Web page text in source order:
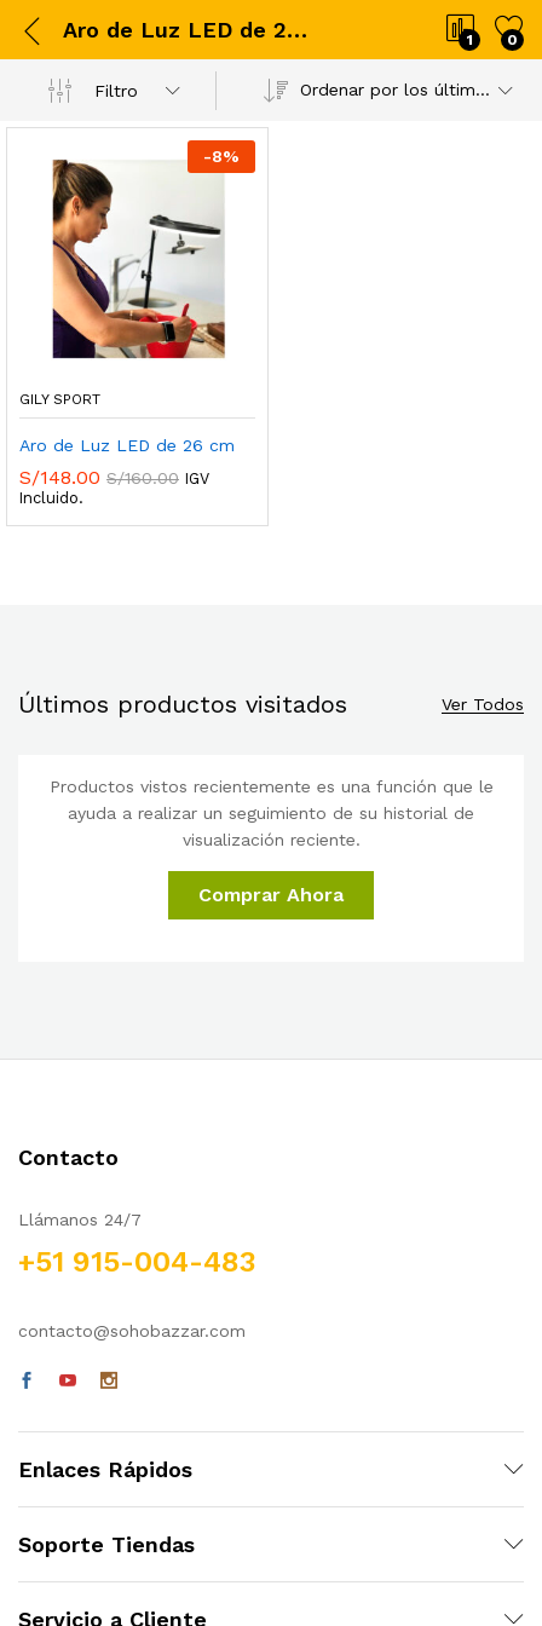
Aro de Luz LED de 26 cm 1 0
Filtro Ordenar por los últimos
-8%
GILY SPORT
Aro de Luz LED de 26 cm
S/148.00 S/160.00 IGV
Incluido.
Últimos productos visitados Ver Todos
Productos vistos recientemente es una función que le
ayuda a realizar un seguimiento de su historial de
visualización reciente.
Comprar Ahora
Contacto
Llámanos 24/7
+51 915-004-483
contacto@sohobazzar.com
Enlaces Rápidos
Soporte Tiendas
Servicio a Cliente